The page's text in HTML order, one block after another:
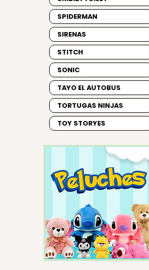
SPIDERMAN
SIRENAS
STITCH
SONIC
TAYO EL AUTOBUS
TORTUGAS NINJAS
TOY STORYES